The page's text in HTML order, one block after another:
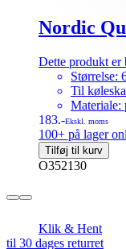
Nordic
Dette produkt er
Størrelse:
Til
Materiale:
183.-Ekskl. moms
100+ på lager
Tilføj til kurv
O352130
Klik & Hent
til 30 dages returret